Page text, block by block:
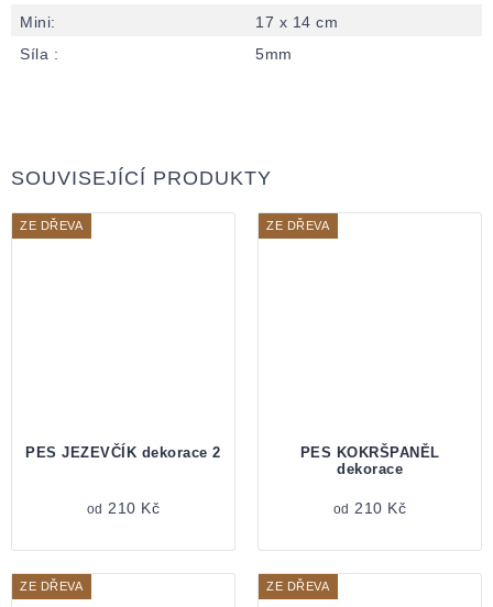
Mini:
17 x 14 cm
Síla : 5mm
SOUVISEJÍCÍ PRODUKTY
ZE DŘEVA
PES JEZEVČÍK dekorace 2
od 210 Kč
ZE DŘEVA
PES KOKRŠPANĚL
dekorace
od 210 Kč
ZE DŘEVA ZE DŘEVA